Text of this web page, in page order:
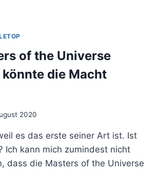
of the Universe
die Macht
2020
es das erste seiner Art ist. Ist
Ich kann mich zumindest nicht
dass die Masters of the Universe